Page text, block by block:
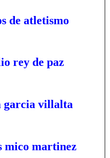
de atletismo
rey de paz
garcia villalta
mico martinez